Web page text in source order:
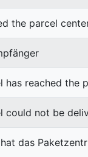
the parcel
has reached the
could not be
das